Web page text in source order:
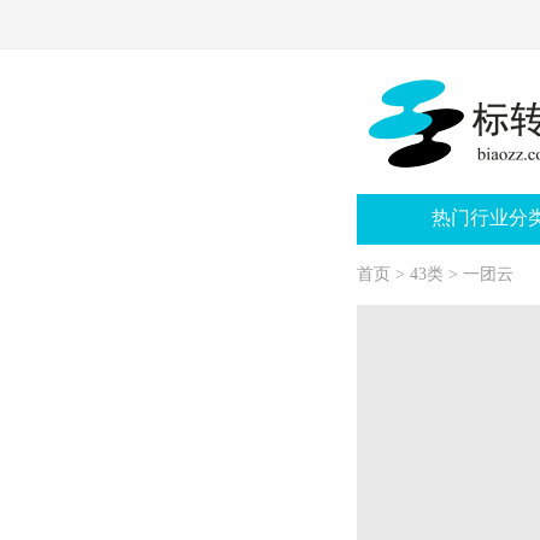
热门行业分
首页 > 43类 > 一团云